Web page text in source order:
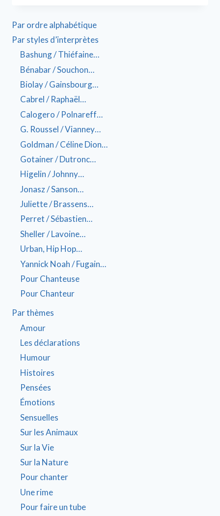
Par ordre alphabétique
Par styles d’interprètes
Bashung / Thiéfaine…
Bénabar / Souchon…
Biolay / Gainsbourg…
Cabrel / Raphaël…
Calogero / Polnareff…
G. Roussel / Vianney…
Goldman / Céline Dion…
Gotainer / Dutronc…
Higelin / Johnny…
Jonasz / Sanson…
Juliette / Brassens…
Perret / Sébastien…
Sheller / Lavoine…
Urban, Hip Hop…
Yannick Noah / Fugain…
Pour Chanteuse
Pour Chanteur
Par thèmes
Amour
Les déclarations
Humour
Histoires
Pensées
Émotions
Sensuelles
Sur les Animaux
Sur la Vie
Sur la Nature
Pour chanter
Une rime
Pour faire un tube